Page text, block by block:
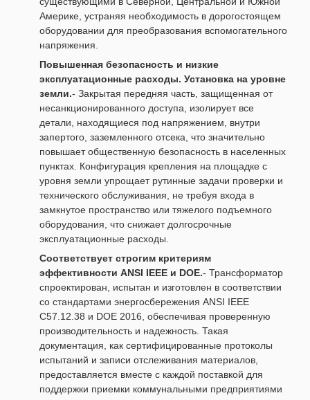
Америке, устраняя необходимость в дорогостоящем
оборудовании для преобразования вспомогательного
напряжения.
Повышенная безопасность и низкие
эксплуатационные расходы. Установка на уровне
земли.- Закрытая передняя часть, защищенная от
несанкционированного доступа, изолирует все
детали, находящиеся под напряжением, внутри
запертого, заземленного отсека, что значительно
повышает общественную безопасность в населенных
пунктах. Конфигурация крепления на площадке с
уровня земли упрощает рутинные задачи проверки и
технического обслуживания, не требуя входа в
замкнутое пространство или тяжелого подъемного
оборудования, что снижает долгосрочные
эксплуатационные расходы.
Соответствует строгим критериям
эффективности ANSI IEEE и DOE.- Трансформатор
спроектирован, испытан и изготовлен в соответствии
со стандартами энергосбережения ANSI IEEE
C57.12.38 и DOE 2016, обеспечивая проверенную
производительность и надежность. Такая
документация, как сертифицированные протоколы
испытаний и записи отслеживания материалов,
предоставляется вместе с каждой поставкой для
поддержки приемки коммунальными предприятиями